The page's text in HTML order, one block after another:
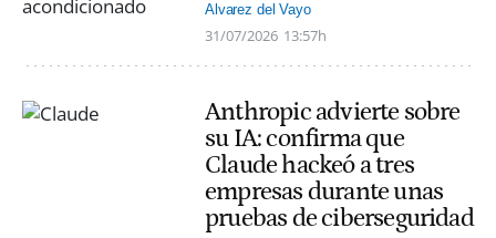
Alvarez del Vayo
31/07/2026 13:57h
Anthropic advierte sobre
su IA: confirma que
Claude hackeó a tres
empresas durante unas
pruebas de ciberseguridad